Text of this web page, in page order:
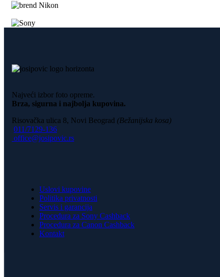
Najveći izbor foto opreme.
Brza, sigurna i najbolja kupovina.
Risovačka ulica 8, Novi Beograd (Bežanijska kosa)
011/7129-136
office@josipovic.rs
Uslovi kupovine
Politika privatnosti
Servis i garancija
Procedura za Sony Cashback
Procedura za Canon Cashback
Kontakt